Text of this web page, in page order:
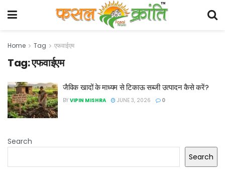
Home Tag एफवाईएम
Tag:एफवाईएम
जैविक खादों के माध्यम से टिकाऊ सब्जी उत्पादन कैसे करें?
BY VIPIN MISHRA JUNE 3, 2026 0
Search
Search